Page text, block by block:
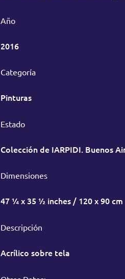
Año
2016
Categoría
Pinturas
Estado
Colección de IARPIDI. Buenos
Dimensiones
47 ¼ x 35 ½ inches / 120 x 90 cm
Descripción
Acrílico sobre tela